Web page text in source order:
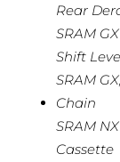
Rear
SRAM
Shift
SRAM
Chain
SRAM
Cassette